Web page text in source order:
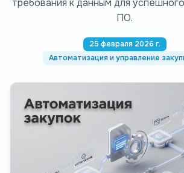
требования к данным для
ПО.
25 февраля 2026 г.
Автоматизация и управление